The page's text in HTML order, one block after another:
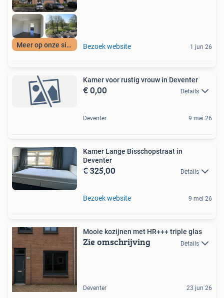
Meer op onze site Bezoek website 1 jun 26
Kamer voor rustig vrouw in Deventer
€ 0,00 Details
Deventer 9 mei 26
Kamer Lange Bisschopstraat in
Deventer
€ 325,00 Details
Bezoek website 9 mei 26
Mooie kozijnen met HR+++ triple glas
Zie omschrijving Details
Deventer 23 jun 26